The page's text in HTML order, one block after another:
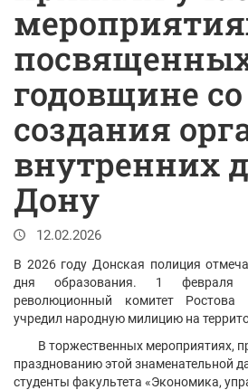
годовщине
создания
внутренних
Дону
12.02.2026
В 2026 году Донская полиция
дня образования. 1 февраля
революционный комитет Ростова
учредил народную милицию на
В торжественных мероприятиях,
празднованию этой знаменательной
студенты факультета «Экономика,